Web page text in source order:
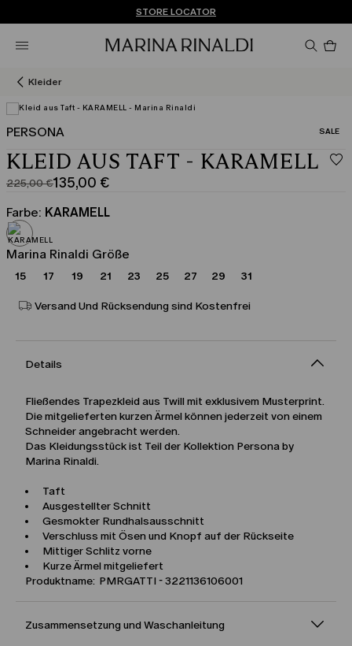
KOSTENLOSE LIEFERUNG UND RÜCKSENDUNG
Sie haben kein Konto? REGISTRIEREN SIE SICH JETZT
STORE LOCATOR
Kleider
In 3D anzeigen
PERSONA SALE
KLEID AUS TAFT - KARAMELL
225,00 €
Ursprünglicher
Preis
225,00
€
135,00 €
Aktueller
Preis
135,00
€
Farbe: KARAMELL
Marina Rinaldi Größe
15 17 19 21 23 25 27 29 31
Versand Und Rücksendung sind Kostenfrei
Details
Fließendes Trapezkleid aus Twill mit exklusivem Musterprint.
Die mitgelieferten kurzen Ärmel können jederzeit von einem
Schneider angebracht werden.
Das Kleidungsstück ist Teil der Kollektion Persona by
Marina Rinaldi.
Taft
Ausgestellter Schnitt
Gesmokter Rundhalsausschnitt
Verschluss mit Ösen und Knopf auf der Rückseite
Mittiger Schlitz vorne
Kurze Ärmel mitgeliefert
Produktname: PMRGATTI - 3221136106001
Zusammensetzung und Waschanleitung